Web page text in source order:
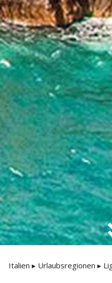
Italien ▸ Urlaubsregionen ▸